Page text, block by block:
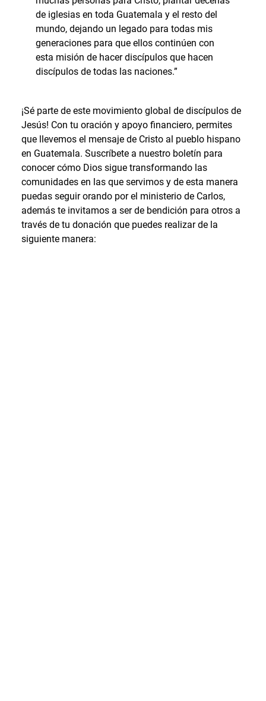
de iglesias en toda Guatemala y el resto del
mundo, dejando un legado para todas mis
generaciones para que ellos continúen con
esta misión de hacer discípulos que hacen
discípulos de todas las naciones.”
¡Sé parte de este movimiento global de discípulos de
Jesús! Con tu oración y apoyo financiero, permites
que llevemos el mensaje de Cristo al pueblo hispano
en Guatemala. Suscríbete a nuestro boletín para
conocer cómo Dios sigue transformando las
comunidades en las que servimos y de esta manera
puedas seguir orando por el ministerio de Carlos,
además te invitamos a ser de bendición para otros a
través de tu donación que puedes realizar de la
siguiente manera: